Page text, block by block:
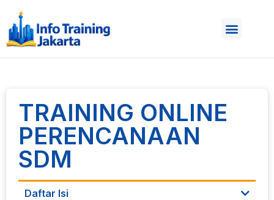
TRAINING ONLINE
PERENCANAAN
SDM
Daftar Isi